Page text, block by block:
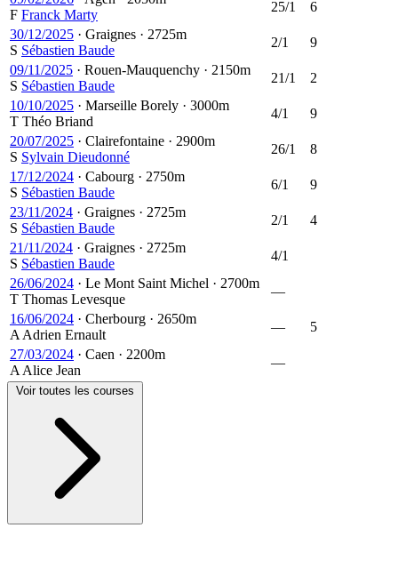
F Franck Marty
25/1
6
30/12/2025 · Graignes · 2725m
S Sébastien Baude
2/1
9
09/11/2025 · Rouen-Mauquenchy · 2150m
S Sébastien Baude
21/1
2
10/10/2025 · Marseille Borely · 3000m
T Théo Briand
4/1
9
20/07/2025 · Clairefontaine · 2900m
S Sylvain Dieudonné
26/1
8
17/12/2024 · Cabourg · 2750m
S Sébastien Baude
6/1
9
23/11/2024 · Graignes · 2725m
S Sébastien Baude
2/1
4
21/11/2024 · Graignes · 2725m
S Sébastien Baude
4/1
26/06/2024 · Le Mont Saint Michel · 2700m
T Thomas Levesque
—
16/06/2024 · Cherbourg · 2650m
A Adrien Ernault
—
5
27/03/2024 · Caen · 2200m
A Alice Jean
—
Voir toutes les courses